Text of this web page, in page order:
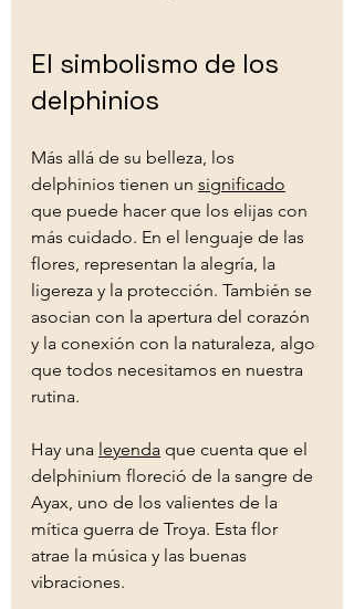
El simbolismo de los
delphinios
Más allá de su belleza, los
delphinios tienen un significado
que puede hacer que los elijas con
más cuidado. En el lenguaje de las
flores, representan la alegría, la
ligereza y la protección. También se
asocian con la apertura del corazón
y la conexión con la naturaleza, algo
que todos necesitamos en nuestra
rutina.
Hay una leyenda que cuenta que el
delphinium floreció de la sangre de
Ayax, uno de los valientes de la
mítica guerra de Troya. Esta flor
atrae la música y las buenas
vibraciones.